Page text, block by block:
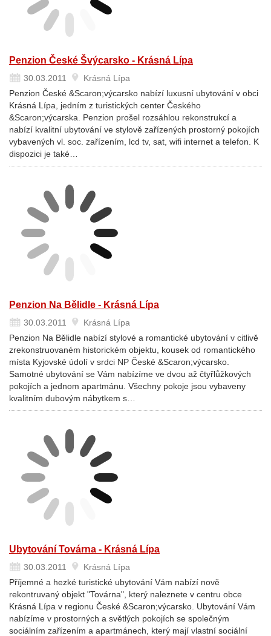
Penzion České Švýcarsko - Krásná Lípa
30.03.2011
Krásná Lípa
Penzion České &Scaron;výcarsko nabízí luxusní ubytování v obci
Krásná Lípa, jedním z turistických center Českého
&Scaron;výcarska. Penzion prošel rozsáhlou rekonstrukcí a
nabízí kvalitní ubytování ve stylově zařízených prostorný pokojích
vybavených vl. soc. zařízením, lcd tv, sat, wifi internet a telefon. K
dispozici je také…
Penzion Na Bělidle - Krásná Lípa
30.03.2011
Krásná Lípa
Penzion Na Bělidle nabízí stylové a romantické ubytování v citlivě
zrekonstruovaném historickém objektu, kousek od romantického
místa Kyjovské údolí v srdci NP České &Scaron;výcarsko.
Samotné ubytování se Vám nabízíme ve dvou až čtyřlůžkových
pokojích a jednom apartmánu. Všechny pokoje jsou vybaveny
kvalitním dubovým nábytkem s…
Ubytování Továrna - Krásná Lípa
30.03.2011
Krásná Lípa
Příjemné a hezké turistické ubytování Vám nabízí nově
rekontruvaný objekt "Továrna", který naleznete v centru obce
Krásná Lípa v regionu České &Scaron;výcarsko. Ubytování Vám
nabízíme v prostorných a světlých pokojích se společným
sociálním zařízením a apartmánech, který mají vlastní sociální